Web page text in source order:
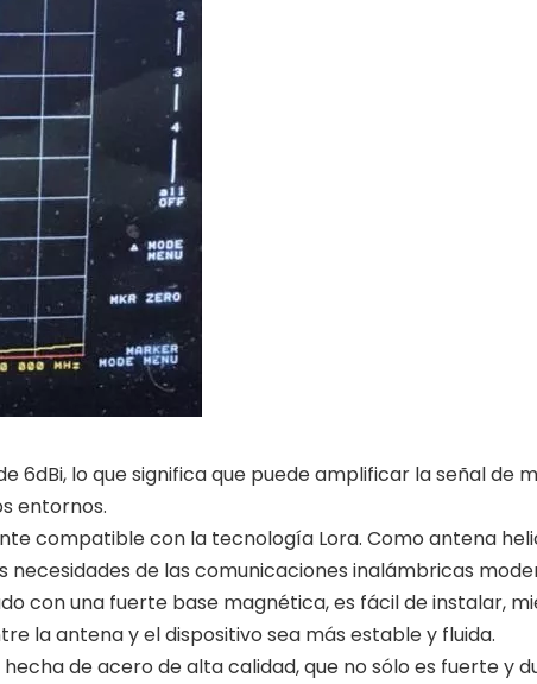
6dBi, lo que significa que puede amplificar la señal
entornos.
compatible con la tecnología Lora. Como antena
de las comunicaciones inalámbricas
con una fuerte base magnética, es fácil de instalar,
la antena y el dispositivo sea más estable y fluida.
de acero de alta calidad, que no sólo es fuerte y